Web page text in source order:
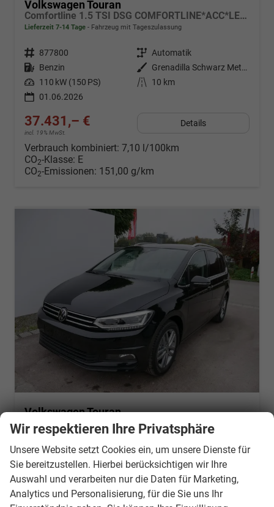
Volkswagen Touran
Comfortline 1.5 TSI DSG COMFORTLINE*ACC*LED*PDC*KAMERA*NAVI*SHZ* 7-SITZER 17-ZOLL
Lieferzeit 7-14 Tage Fahrzeug mit Tageszulassung
Fahrzeugnr. 877800 Getriebe Automatik
Kraftstoff Benzin Außenfarbe
Grenadilla Schwarz Metallic
Leistung 110 kW (150 PS) Kilometerstand
10 km
01.06.2026
37.431,– €
incl. 19% MwSt.
Details
Verbrauch kombiniert: 7,10 l/100km
CO2-Klasse: E
CO2-Emissionen: 151,00 g/km
Volkswagen Touran
Lieferzeit 7-14 Tage Fahrzeug mit Tageszulassung
877802
Automatik
Benzin
110 kW (150 PS)
10 km
01.06.2026
Wir respektieren Ihre Privatsphäre
Unsere Website setzt Cookies ein, um unsere Dienste für
Sie bereitzustellen. Hierbei berücksichtigen wir Ihre
Auswahl und verarbeiten nur die Daten für Marketing,
Analytics und Personalisierung, für die Sie uns Ihr